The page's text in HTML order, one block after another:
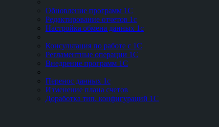
Обновление программ 1С
Редактирование отчетов 1с
Настройка обмена данных 1с
Консультация по работе с 1С
Регламентные операции 1С
Внедрение программ 1С
Перенос данных 1с
Изменение плана счетов
Доработка тип. конфигураций 1С